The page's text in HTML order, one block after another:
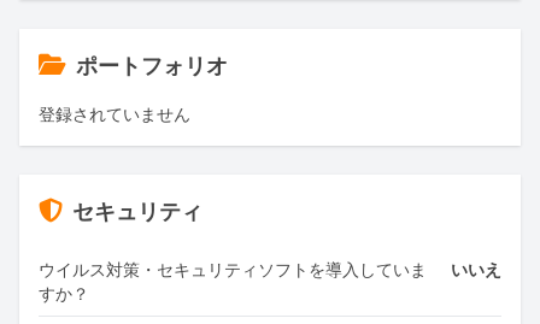
ポートフォリオ
登録されていません
セキュリティ
ウイルス対策・セキュリティソフトを導入していま
すか？
いいえ